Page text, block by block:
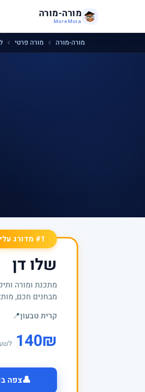
מורה-מורה
MoreMora
מורה-מורה מורה פרטי
#1 מדורג עליון
שלו דן
מתכנת ומורה
מבחנים חכם,
קרית טבעון📍
₪
140
👤צפה